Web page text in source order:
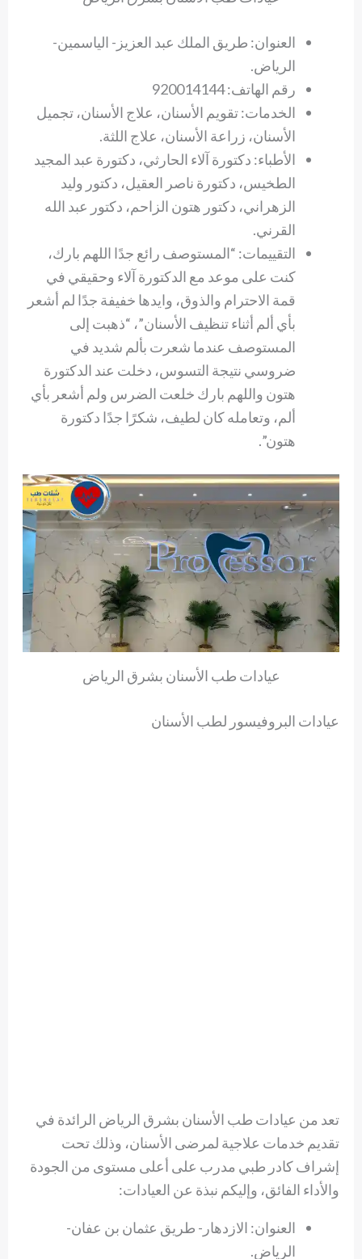
العنوان: طريق الملك عبد العزيز- الياسمين-
الرياض.
رقم الهاتف: 920014144
الخدمات: تقويم الأسنان، علاج الأسنان، تجميل
الأسنان، زراعة الأسنان، علاج اللثة.
الأطباء: دكتورة آلاء الحارثي، دكتورة عبد المجيد
الطخيس، دكتورة ناصر العقيل، دكتور وليد
الزهراني، دكتور هتون الزاحم، دكتور عبد الله
القرني.
التقييمات: “المستوصف رائع جدًا اللهم بارك،
كنت على موعد مع الدكتورة آلاء وحقيقي في
قمة الاحترام والذوق، وايدها خفيفة جدًا لم أشعر
بأي ألم أثناء تنظيف الأسنان”، “ذهبت إلى
المستوصف عندما شعرت بألم شديد في
ضروسي نتيجة التسوس، دخلت عند الدكتورة
هتون واللهم بارك خلعت الضرس ولم أشعر بأي
ألم، وتعامله كان لطيف، شكرًا جدًا دكتورة
هتون”.
عيادات طب الأسنان بشرق الرياض
عيادات البروفيسور لطب الأسنان
تعد من عيادات طب الأسنان بشرق الرياض الرائدة في
تقديم خدمات علاجية لمرضى الأسنان، وذلك تحت
إشراف كادر طبي مدرب على أعلى مستوى من الجودة
والأداء الفائق، وإليكم نبذة عن العيادات:
العنوان: الازدهار- طريق عثمان بن عفان-
الرياض.